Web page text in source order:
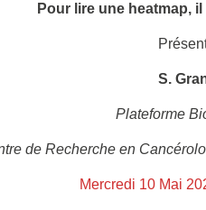
Pour lire une heatmap,
S.
Plateforme
de Recherche en
Mercredi 10 Mai